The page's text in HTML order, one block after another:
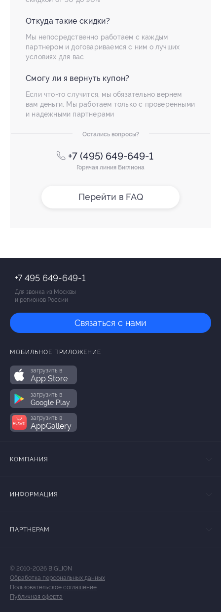
Откуда такие скидки?
Мы непосредственно работаем с каждым
партнером и договариваемся с ним о лучших
условиях для вас
Смогу ли я вернуть купон?
Если что-то случится, мы обязательно вернем
вам деньги. Мы работаем только с проверенными
и надежными партнерами
Остались вопросы?
+7 (495) 649-649-1
Горячая линия Биглиона
Перейти в FAQ
+7 495 649-649-1
Для звонка из Москвы
и регионов России
Связаться с нами
МОБИЛЬНОЕ ПРИЛОЖЕНИЕ
загрузить в
App Store
загрузить в
Google Play
загрузить в
AppGallery
КОМПАНИЯ
ИНФОРМАЦИЯ
ПАРТНЕРАМ
© 2010-2026 BIGLION
Обработка персональных данных
Пользовательское соглашение
Публичная оферта